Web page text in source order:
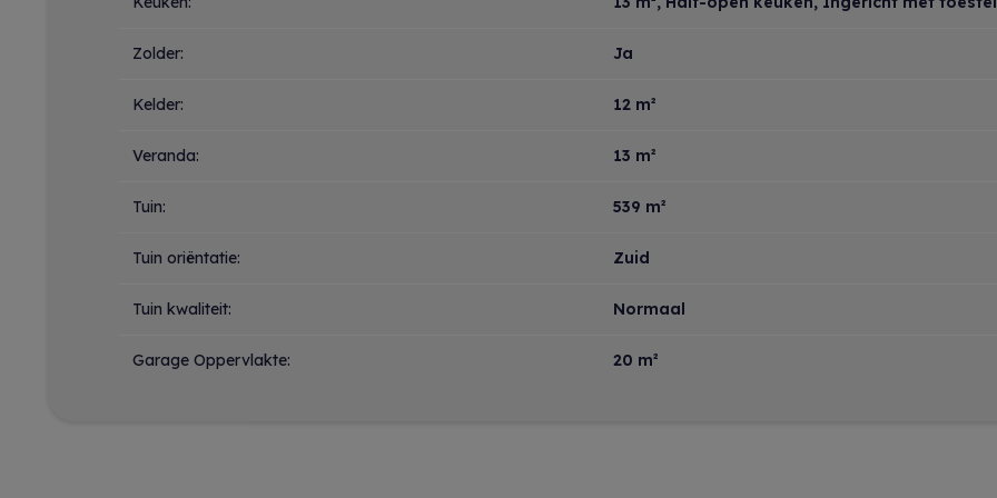
Zolder: Ja
Kelder: 12 m²
Veranda: 13 m²
Tuin: 539 m²
Tuin oriëntatie: Zuid
Tuin kwaliteit: Normaal
Garage Oppervlakte: 20 m²